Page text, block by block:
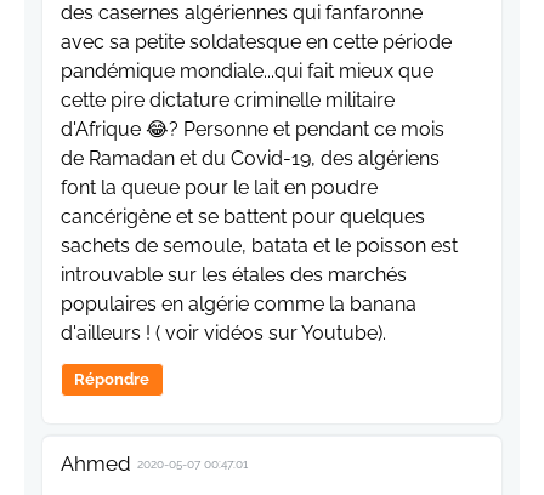
des casernes algériennes qui fanfaronne
avec sa petite soldatesque en cette période
pandémique mondiale...qui fait mieux que
cette pire dictature criminelle militaire
d'Afrique 😂? Personne et pendant ce mois
de Ramadan et du Covid-19, des algériens
font la queue pour le lait en poudre
cancérigène et se battent pour quelques
sachets de semoule, batata et le poisson est
introuvable sur les étales des marchés
populaires en algérie comme la banana
d'ailleurs ! ( voir vidéos sur Youtube).
Répondre
Ahmed 2020-05-07 00:47:01